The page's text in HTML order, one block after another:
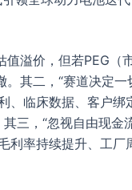
溢价，但若PEG
其二，“赛道决定
临床数据、客户
三，“忽视自由现
率持续提升、工